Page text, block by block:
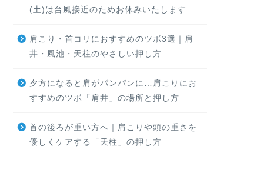
(土)は台風接近のためお休みいたします
肩こり・首コリにおすすめのツボ3選｜肩
井・風池・天柱のやさしい押し方
夕方になると肩がパンパンに…肩こりにお
すすめのツボ「肩井」の場所と押し方
首の後ろが重い方へ｜肩こりや頭の重さを
優しくケアする「天柱」の押し方